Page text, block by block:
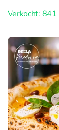
Verkocht: 841